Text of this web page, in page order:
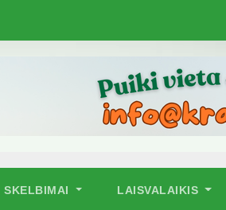
SKELBIMAI LAISVALAIKIS